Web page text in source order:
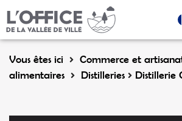
Vous êtes ici Commerce et
alimentaires
Distilleries Distillerie
Panneau de gestion des cookies